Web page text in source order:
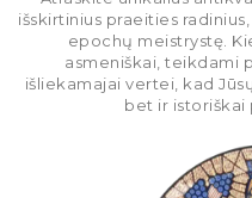
išskirtinius praeities
epochų meistrystę.
asmeniškai, teikdami
išliekamajai vertei, kad
bet ir istoriškai